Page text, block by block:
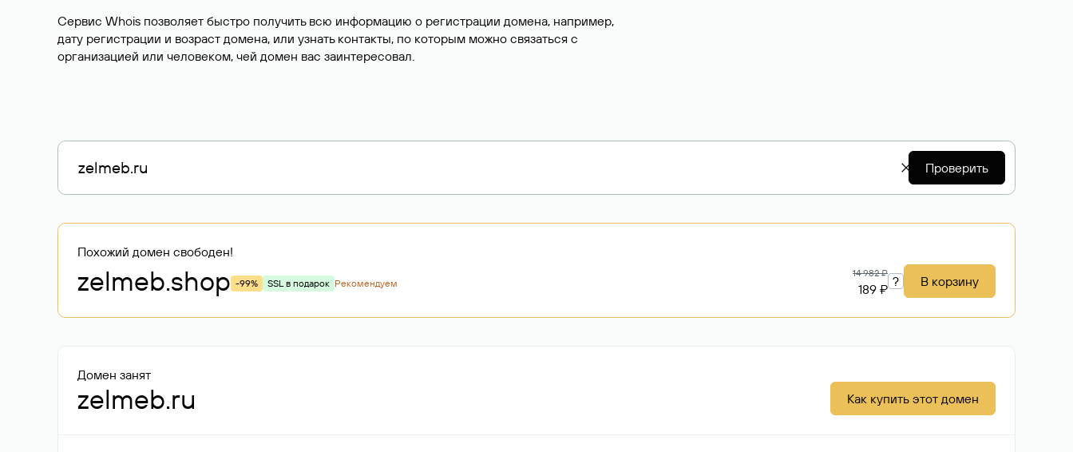
Сервис Whois позволяет быстро получить всю информацию о регистрации домена, например,
дату регистрации и возраст домена, или узнать контакты, по которым можно связаться с
организацией или человеком, чей домен вас заинтересовал.
Проверить
Похожий домен свободен!
zelmeb.shop -99% SSL в подарок Рекомендуем
14 982 ₽
189 ₽ ? В корзину
Домен занят
zelmeb.ru Как купить этот домен